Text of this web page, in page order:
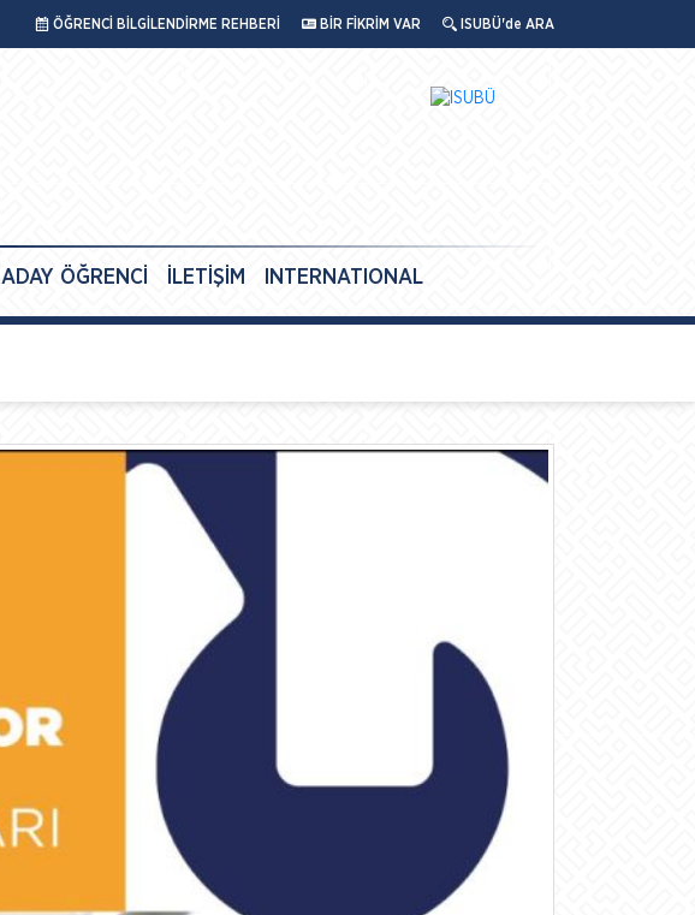
ÖĞRENCİ BİLGİLENDİRME REHBERİ BİR FİKRİM VAR ISUBÜ'de ARA
ADAY ÖĞRENCİ İLETİŞİM INTERNATIONAL